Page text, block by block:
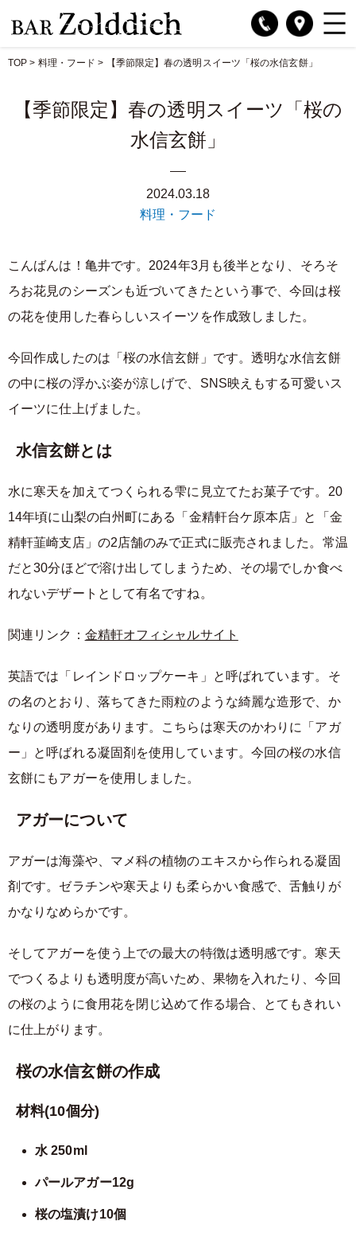
TOP > 料理・フード > 【季節限定】春の透明スイーツ「桜の水信玄餅」
【季節限定】春の透明スイーツ「桜の
水信玄餅」
2024.03.18
料理・フード
こんばんは！亀井です。2024年3月も後半となり、そろそ
ろお花見のシーズンも近づいてきたという事で、今回は桜
の花を使用した春らしいスイーツを作成致しました。
今回作成したのは「桜の水信玄餅」です。透明な水信玄餅
の中に桜の浮かぶ姿が涼しげで、SNS映えもする可愛いス
イーツに仕上げました。
水信玄餅とは
水に寒天を加えてつくられる雫に見立てたお菓子です。20
14年頃に山梨の白州町にある「金精軒台ケ原本店」と「金
精軒韮崎支店」の2店舗のみで正式に販売されました。常温
だと30分ほどで溶け出してしまうため、その場でしか食べ
れないデザートとして有名ですね。
関連リンク： 金精軒オフィシャルサイト
英語では「レインドロップケーキ」と呼ばれています。そ
の名のとおり、落ちてきた雨粒のような綺麗な造形で、か
なりの透明度があります。こちらは寒天のかわりに「アガ
ー」と呼ばれる凝固剤を使用しています。今回の桜の水信
玄餅にもアガーを使用しました。
アガーについて
アガーは海藻や、マメ科の植物のエキスから作られる凝固
剤です。ゼラチンや寒天よりも柔らかい食感で、舌触りが
かなりなめらかです。
そしてアガーを使う上での最大の特徴は透明感です。寒天
でつくるよりも透明度が高いため、果物を入れたり、今回
の桜のように食用花を閉じ込めて作る場合、とてもきれい
に仕上がります。
桜の水信玄餅の作成
材料(10個分)
水 250ml
パールアガー12g
桜の塩漬け10個